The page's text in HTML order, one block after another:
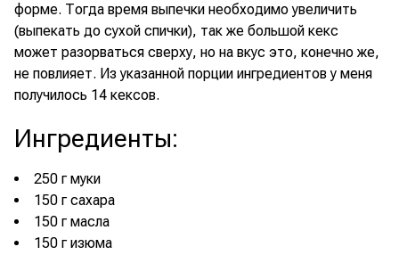
форме. Тогда время выпечки необходимо увеличить
(выпекать до сухой спички), так же большой кекс
может разорваться сверху, но на вкус это, конечно же,
не повлияет. Из указанной порции ингредиентов у меня
получилось 14 кексов.
Ингредиенты:
250 г муки
150 г сахара
150 г масла
150 г изюма